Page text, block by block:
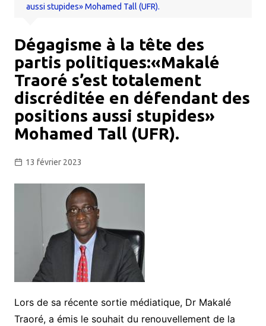
aussi stupides» Mohamed Tall (UFR).
Dégagisme à la tête des
partis politiques:«Makalé
Traoré s’est totalement
discréditée en défendant des
positions aussi stupides»
Mohamed Tall (UFR).
13 février 2023
Lors de sa récente sortie médiatique, Dr Makalé
Traoré, a émis le souhait du renouvellement de la